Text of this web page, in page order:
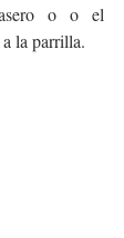
o o el
la parrilla.